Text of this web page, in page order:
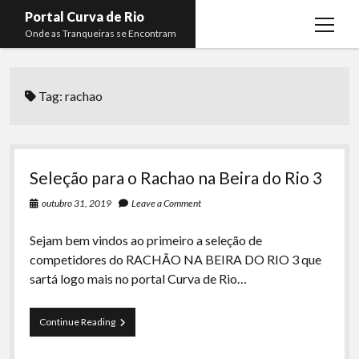
Portal Curva de Rio
Onde as Tranqueiras se Encontram
open
menu
Curva de Rio
Komos
Boca do Lixo
Rachão na Beira do RIo
Arquivo CDR
Papo Tranqueira
Membros
Mateus Mantoan
Rafael Almeida
Tag:rachao
Seleção para o Rachao na Beira do Rio 3
outubro 31, 2019 Leave a Comment
Sejam bem vindos ao primeiro a seleção de
competidores do RACHÃO NA BEIRA DO RIO 3 que
sartá logo mais no portal Curva de Rio…
Continue ReadingSeleção
para